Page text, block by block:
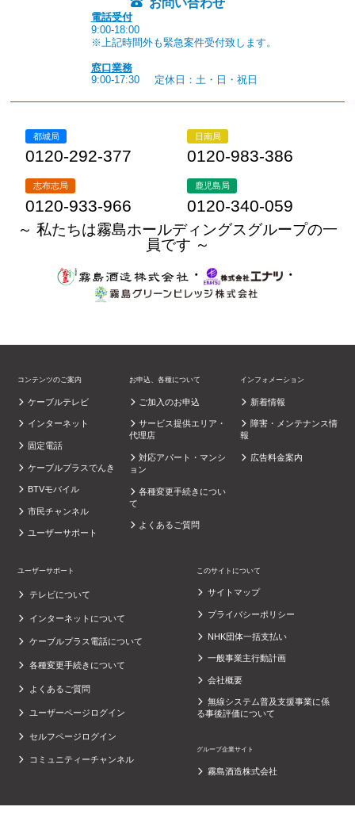
お問い合わせ
電話受付
9:00-18:00
※上記時間外も緊急案件受付致します。
窓口業務
9:00-17:30
定休日：土・日・祝日
都城局
0120-292-377
日南局
0120-983-386
志布志局
0120-933-966
鹿児島局
0120-340-059
～ 私たちは霧島ホールディングスグループの一
員です ～
・
・
コンテンツのご案内
ケーブルテレビ
インターネット
固定電話
ケーブルプラスでんき
BTVモバイル
市民チャンネル
ユーザーサポート
お申込、各種について
ご加入のお申込
サービス提供エリア・
代理店
対応アパート・マンシ
ョン
各種変更手続きについ
て
よくあるご質問
インフォメーション
新着情報
障害・メンテナンス情
報
広告料金案内
ユーザーサポート
テレビについて
インターネットについて
ケーブルプラス電話について
各種変更手続きについて
よくあるご質問
ユーザーページログイン
セルフページログイン
コミュニティーチャンネル
このサイトについて
サイトマップ
プライバシーポリシー
NHK団体一括支払い
一般事業主行動計画
会社概要
無線システム普及支援事業に係
る事後評価について
グループ企業サイト
霧島酒造株式会社